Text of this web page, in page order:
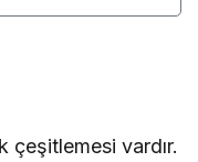
çeşitlemesi vardır.